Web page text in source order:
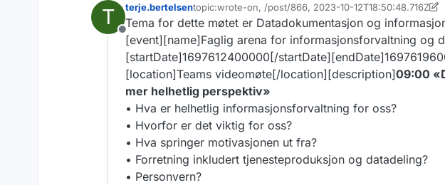
T
Frakoblet
terje.bertelsentopic:wrote-on, /post/866, 2023-10-12T18:50:48.716Z
Sist endret av terje.bertelsen
Tema for dette møtet er Datadokumentasjon og
[event][name]Faglig arena for informasjonsforvaltning og
[startDate]1697612400000[/
[location]Teams videomøte[/location][description]09:00
mer helhetlig perspektiv»
• Hva er helhetlig informasjonsforvaltning for oss?
• Hvorfor er det viktig for oss?
• Hva springer motivasjonen ut fra?
• Forretning inkludert tjenesteproduksjon og datadeling?
• Personvern?